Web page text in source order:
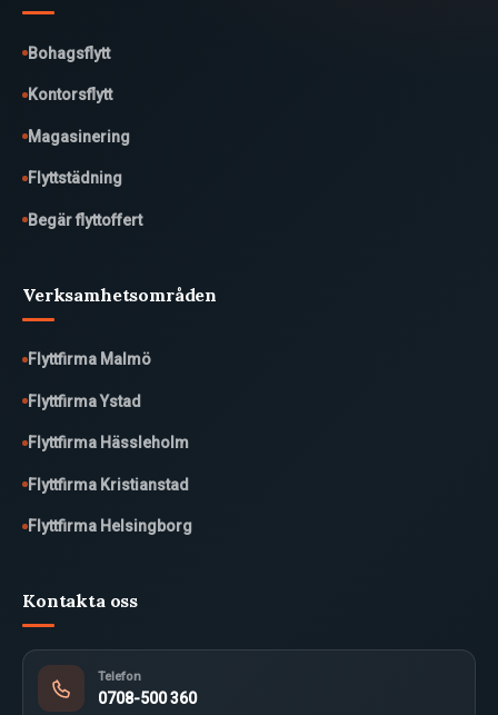
Bohagsflytt
Kontorsflytt
Magasinering
Flyttstädning
Begär flyttoffert
Verksamhetsområden
Flyttfirma Malmö
Flyttfirma Ystad
Flyttfirma Hässleholm
Flyttfirma Kristianstad
Flyttfirma Helsingborg
Kontakta oss
Telefon
0708-500 360